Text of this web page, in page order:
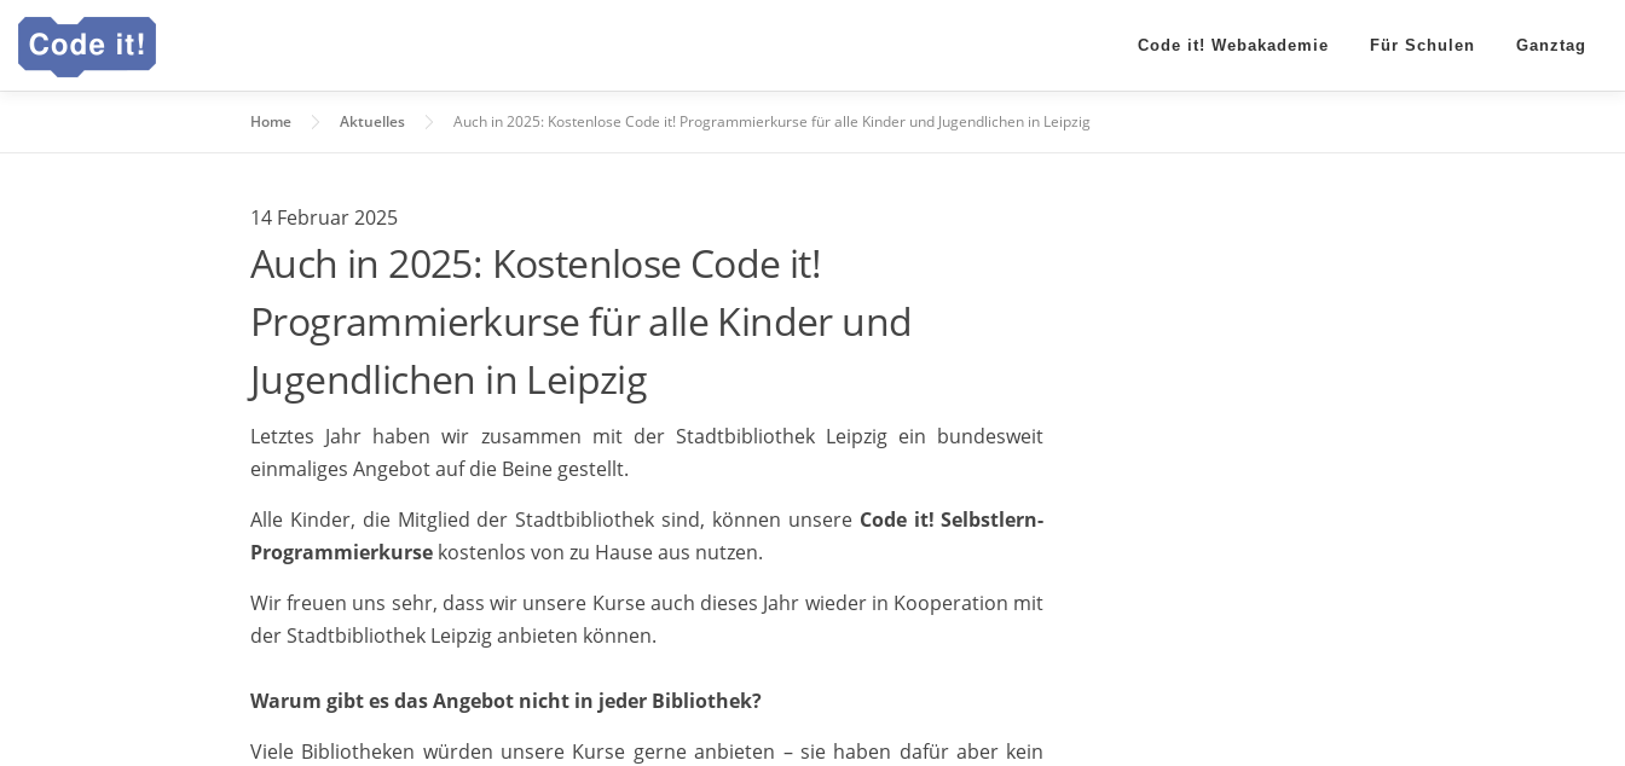
Zum
Inhalt
springen
Code it! Webakademie Für Schulen Ganztag
Home Aktuelles Auch in 2025: Kostenlose Code it! Programmierkurse für alle Kinder und Jugendlichen in Leipzig
14 Februar 2025
Auch in 2025: Kostenlose Code it!
Programmierkurse für alle Kinder und
Jugendlichen in Leipzig
Letztes Jahr haben wir zusammen mit der Stadtbibliothek Leipzig ein bundesweit
einmaliges Angebot auf die Beine gestellt.
Alle Kinder, die Mitglied der Stadtbibliothek sind, können unsere Code it! Selbstlern-
Programmierkurse kostenlos von zu Hause aus nutzen.
Wir freuen uns sehr, dass wir unsere Kurse auch dieses Jahr wieder in Kooperation mit
der Stadtbibliothek Leipzig anbieten können.
Warum gibt es das Angebot nicht in jeder Bibliothek?
Viele Bibliotheken würden unsere Kurse gerne anbieten – sie haben dafür aber kein